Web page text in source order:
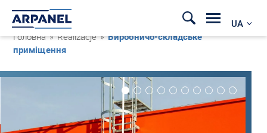
UA
Головна » Realizacje »Виробничо-складське
приміщення